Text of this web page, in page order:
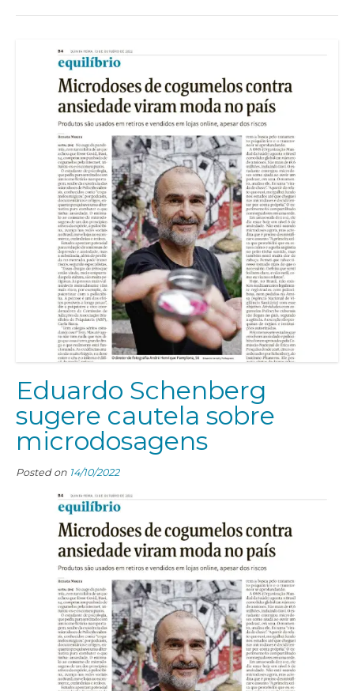
Eduardo Schenberg
sugere cautela sobre
microdosagens
Posted on 14/10/2022